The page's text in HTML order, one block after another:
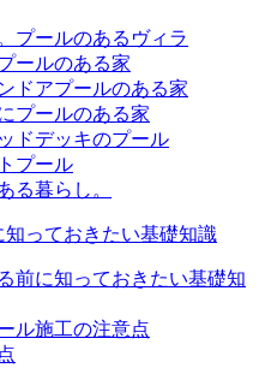
プールのあるヴィラ
ールのある家
ドアプールのある家
プールのある家
ドデッキのプール
プール
る暮らし。
っておきたい基礎知識
前に知っておきたい基礎知
ル施工の注意点